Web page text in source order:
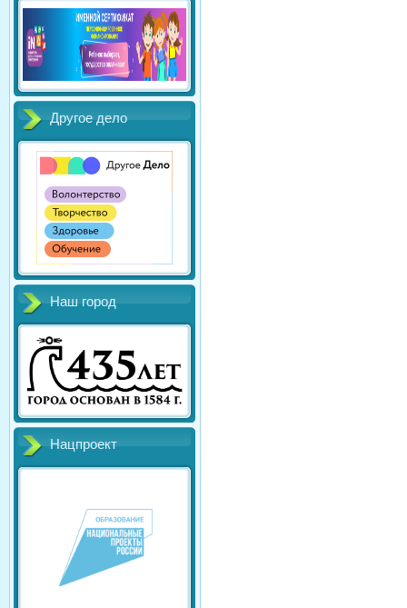
Другое дело
Наш город
Нацпроект